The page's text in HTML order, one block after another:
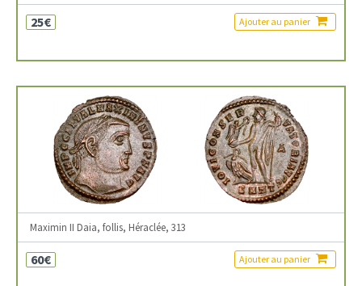
25€ Ajouter au panier
Maximin II Daia, follis, Héraclée, 313
60€ Ajouter au panier